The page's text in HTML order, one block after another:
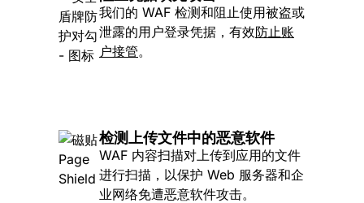
我们的 WAF 检测和阻止使用被盗或
泄露的用户登录凭据，有效防止账
户接管。
检测上传文件中的恶意软件
WAF 内容扫描对上传到应用的文件
进行扫描，以保护 Web 服务器和企
业网络免遭恶意软件攻击。